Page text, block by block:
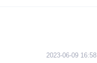
2023-06-09 16:58